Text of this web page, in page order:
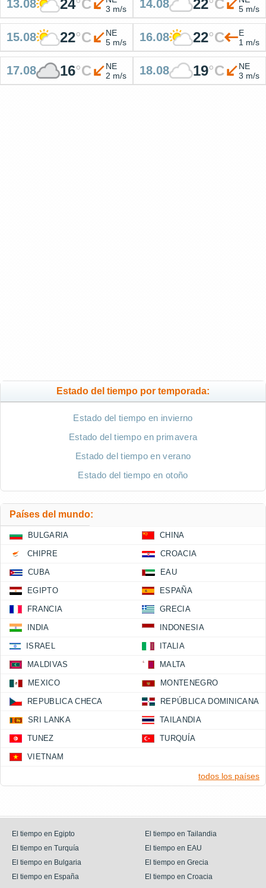
13.08 24°C
3 m/s
14.08 22°C
5 m/s
15.08 22°C
NE
5 m/s
16.08 22°C
E
1 m/s
17.08 16°C
NE
2 m/s
18.08 19°C
NE
3 m/s
Estado del tiempo por temporada:
Estado del tiempo en invierno
Estado del tiempo en primavera
Estado del tiempo en verano
Estado del tiempo en otoño
Países del mundo:
BULGARIA CHINA
CHIPRE CROACIA
CUBA EAU
EGIPTO ESPAÑA
FRANCIA GRECIA
INDIA INDONESIA
ISRAEL ITALIA
MALDIVAS MALTA
MEXICO MONTENEGRO
REPUBLICA CHECA REPÚBLICA DOMINICANA
SRI LANKA TAILANDIA
TUNEZ TURQUÍA
VIETNAM
todos los países
El tiempo en Egipto
El tiempo en Tailandia
El tiempo en Turquía
El tiempo en EAU
El tiempo en Bulgaria
El tiempo en Grecia
El tiempo en España
El tiempo en Croacia